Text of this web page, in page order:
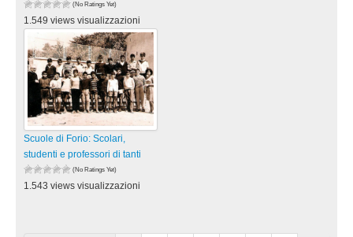
(No Ratings Yet)
1.549 views visualizzazioni
Scuole di Forio: Scolari,
studenti e professori di tanti
(No Ratings Yet)
1.543 views visualizzazioni